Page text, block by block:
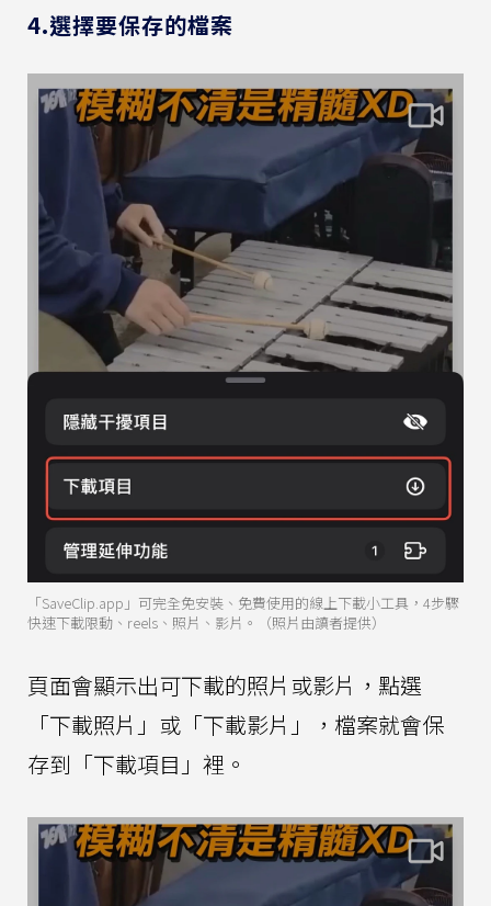
4.選擇要保存的檔案
「SaveClip.app」可完全免安裝、免費使用的線上下載小工具，4步驟
快速下載限動、reels、照片、影片。（照片由讀者提供）
頁面會顯示出可下載的照片或影片，點選
「下載照片」或「下載影片」，檔案就會保
存到「下載項目」裡。